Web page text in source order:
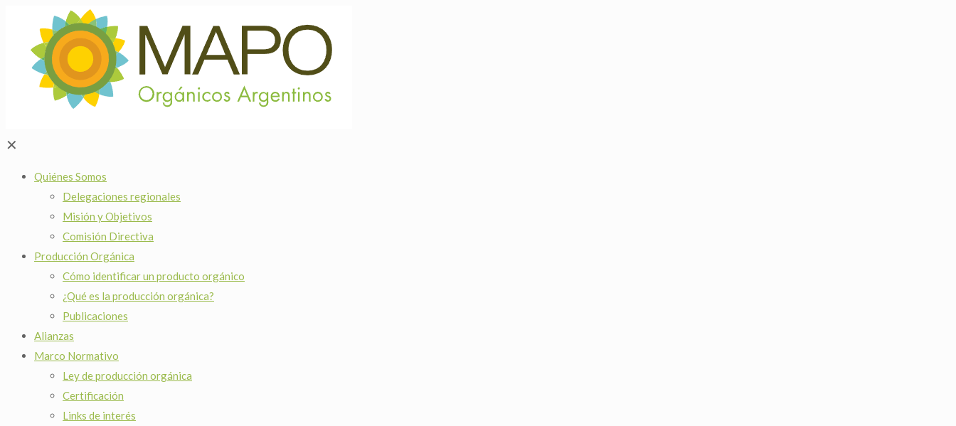
✕
Quiénes Somos
Delegaciones regionales
Misión y Objetivos
Comisión Directiva
Producción Orgánica
Cómo identificar un producto orgánico
¿Qué es la producción orgánica?
Publicaciones
Alianzas
Marco Normativo
Ley de producción orgánica
Certificación
Links de interés